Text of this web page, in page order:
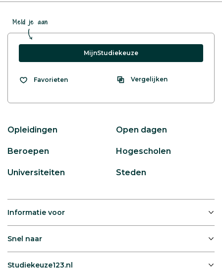
Meld je aan
MijnStudiekeuze
Favorieten Vergelijken
Opleidingen Open dagen
Beroepen Hogescholen
Universiteiten Steden
Informatie voor
Snel naar
Studiekeuze123.nl